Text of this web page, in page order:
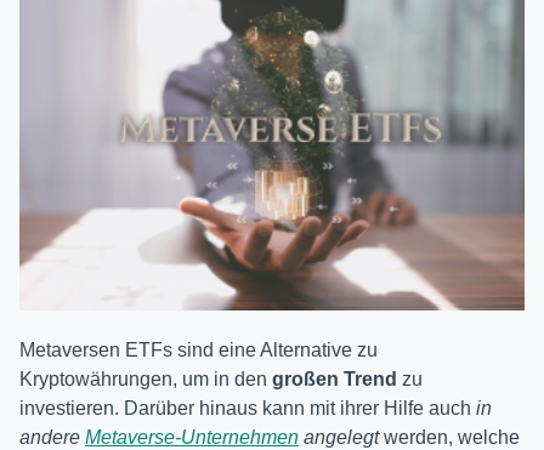
Metaversen ETFs sind eine Alternative zu
Kryptowährungen, um in den großen Trend zu
investieren. Darüber hinaus kann mit ihrer Hilfe auch in
andere Metaverse-Unternehmen angelegtwerden, welche